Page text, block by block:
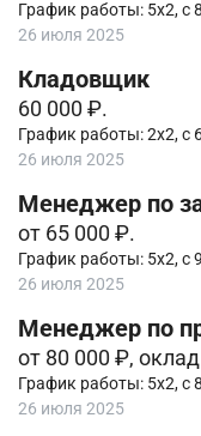
График работы: 5х2, с
26 июля 2025
Кладовщик
60 000 ₽.
График работы: 2х2, с
26 июля 2025
Менеджер по
от 65 000 ₽.
График работы: 5х2, с
26 июля 2025
Менеджер по
от 80 000 ₽,
График работы: 5х2, с
26 июля 2025